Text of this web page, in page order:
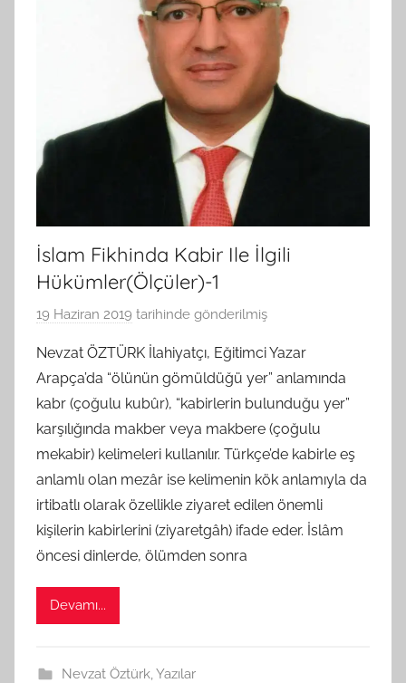
İslam Fikhinda Kabir Ile İlgili
Hükümler(Ölçüler)-1
19 Haziran 2019 tarihinde gönderilmiş
S
M
t
a
r
a
f
Nevzat ÖZTÜRK İlahiyatçı, Eğitimci Yazar
Arapça’da “ölünün gömüldüğü yer” anlamında
kabr (çoğulu kubûr), “kabirlerin bulunduğu yer”
karşılığında makber veya makbere (çoğulu
mekabir) kelimeleri kullanılır. Türkçe’de kabirle eş
anlamlı olan mezâr ise kelimenin kök anlamıyla da
irtibatlı olarak özellikle ziyaret edilen önemli
kişilerin kabirlerini (ziyaretgâh) ifade eder. İslâm
öncesi dinlerde, ölümden sonra
Devamı...
Nevzat Öztürk,Yazılar